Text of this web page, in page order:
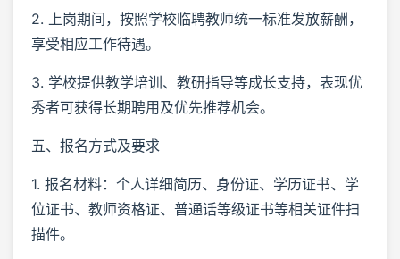
2. 上岗期间，按照学校临聘教师统一标准发放薪酬，
享受相应工作待遇。
3. 学校提供教学培训、教研指导等成长支持，表现优
秀者可获得长期聘用及优先推荐机会。
五、报名方式及要求
1. 报名材料：个人详细简历、身份证、学历证书、学
位证书、教师资格证、普通话等级证书等相关证件扫
描件。